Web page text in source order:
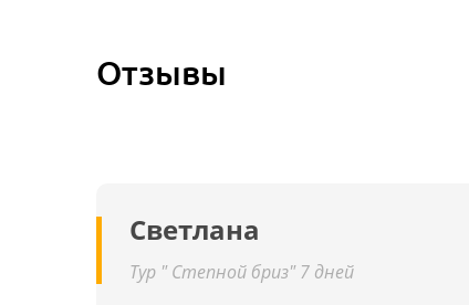
Отзывы
Светлана
Тур " Степной бриз" 7 дней